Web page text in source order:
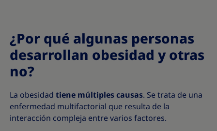
¿Por qué algunas personas
desarrollan obesidad y otras
no?
La obesidad tiene múltiples causas. Se trata de una
enfermedad multifactorial que resulta de la
interacción compleja entre varios factores.